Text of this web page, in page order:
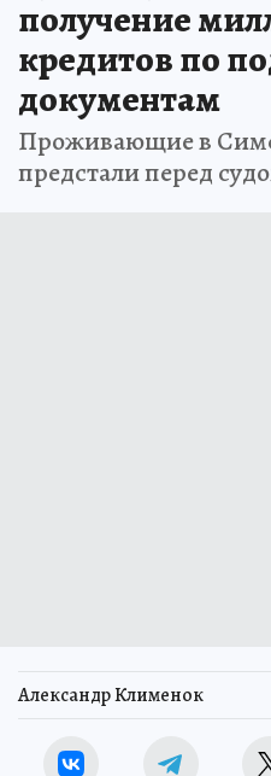
получение
кредитов по
документам
Проживающие в
предстали перед
Александр Клименок